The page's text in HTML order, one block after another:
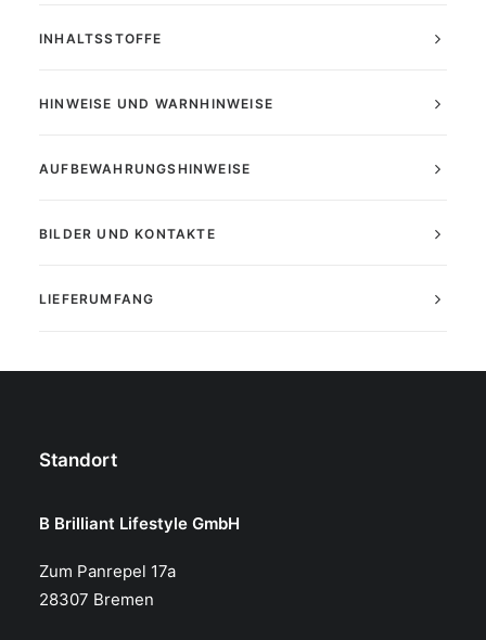
INHALTSSTOFFE
HINWEISE UND WARNHINWEISE
AUFBEWAHRUNGSHINWEISE
BILDER UND KONTAKTE
LIEFERUMFANG
Standort
B Brilliant Lifestyle GmbH
Zum Panrepel 17a
28307 Bremen